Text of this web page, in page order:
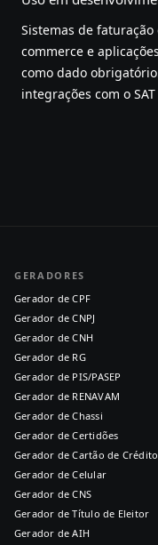
Sistemas de
commerce e
como dado
integrações com o
GERADORES
Gerador de CPF
Gerador de CNPJ
Gerador de CNH
Gerador de RG
Gerador de PIS/PASEP
Gerador de RENAVAM
Gerador de Chassi
Gerador de Certidões
Gerador de Cartão de Crédito
Gerador de Celular
Gerador de CNS
Gerador de Título de Eleitor
Gerador de AIH